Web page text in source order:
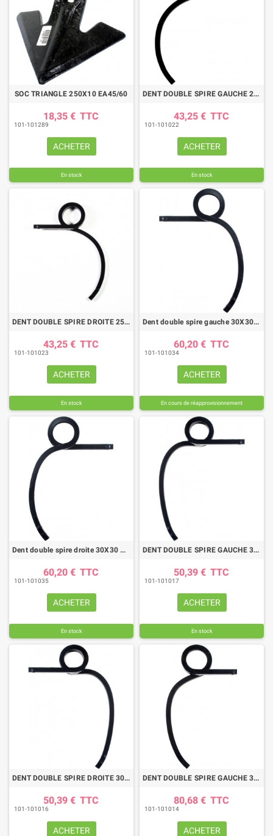
SOC TRIANGLE 250X10 EA45/60
18,35 € TTC
101-101289
ACHETER
En stock
DENT DOUBLE SPIRE GAUCHE 25X25 DN 455MM BIANCHI
43,25 € TTC
101-101022
ACHETER
En stock
DENT DOUBLE SPIRE DROITE 25X25 DN 455MM BIANCHI
43,25 € TTC
101-101023
ACHETER
En stock
Dent double spire gauche 30X30 DN 535MM BIANCHI
60,20 € TTC
101-101034
ACHETER
En cours de réapprovisionnement
Dent double spire droite 30X30 DN 535MM BIANCHI
60,20 € TTC
101-101035
ACHETER
En stock
DENT DOUBLE SPIRE GAUCHE 30X30 GD 600MM BIANCHI
50,39 € TTC
101-101017
ACHETER
En stock
DENT DOUBLE SPIRE DROITE 30X30 GD 600MM BIANCHI
50,39 € TTC
101-101016
ACHETER
DENT DOUBLE SPIRE GAUCHE 35X35 D 635MM BIANCHI
80,68 € TTC
101-101014
ACHETER